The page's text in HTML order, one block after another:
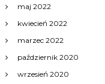
maj 2022
kwiecień 2022
marzec 2022
październik 2020
wrzesień 2020